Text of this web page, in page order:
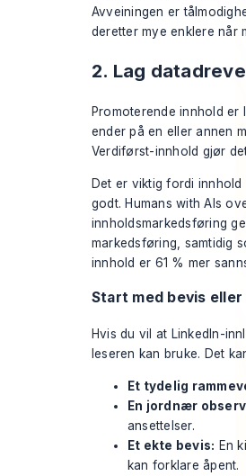
Avveiningen er
deretter mye enklere når
2. Lag
Promoterende innhold er
ender på en eller annen
Verdiførst-innhold gjør
Det er viktig fordi
godt. Humans with AIs
innholdsmarkedsføring
markedsføring, samtidig
innhold er 61 % mer
Start med bevis
Hvis du vil at LinkedIn-
leseren kan bruke. Det
Et tydelig
En jordnær
ansettelser.
Et ekte bevis: En
kan forklare åpent.